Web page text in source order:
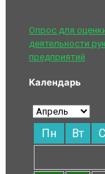
Опрос для
деятельности
предприятий
Календарь
Пн Вт